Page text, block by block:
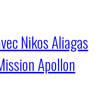
Nikos Aliagas
Apollon